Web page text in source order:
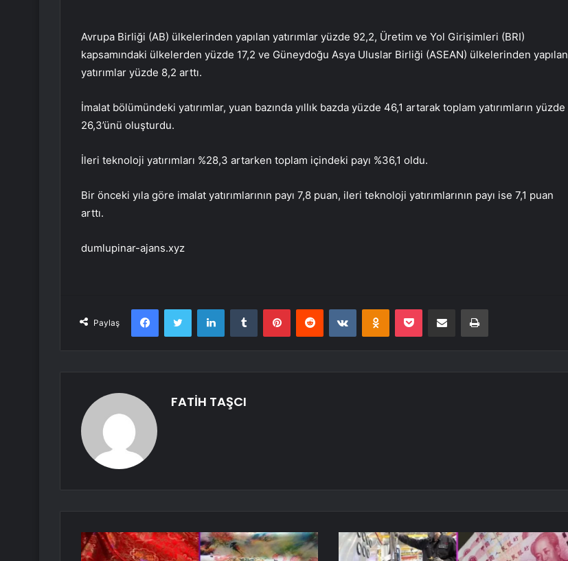
Avrupa Birliği (AB) ülkelerinden yapılan yatırımlar yüzde 92,2, Üretim ve Yol Girişimleri (BRI)
kapsamındaki ülkelerden yüzde 17,2 ve Güneydoğu Asya Uluslar Birliği (ASEAN) ülkelerinden yapılan
yatırımlar yüzde 8,2 arttı.
İmalat bölümündeki yatırımlar, yuan bazında yıllık bazda yüzde 46,1 artarak toplam yatırımların yüzde
26,3’ünü oluşturdu.
İleri teknoloji yatırımları %28,3 artarken toplam içindeki payı %36,1 oldu.
Bir önceki yıla göre imalat yatırımlarının payı 7,8 puan, ileri teknoloji yatırımlarının payı ise 7,1 puan
arttı.
dumlupinar-ajans.xyz
Paylaş
FacebookTwitter LinkedInTumblr PinterestReddit VKontakteOdnoklassniki
Pocket E-Posta ile paylaş Yazdır
FATİH TAŞCI